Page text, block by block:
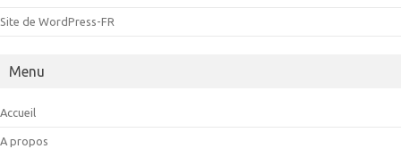
Site de WordPress-FR
Menu
Accueil
A propos